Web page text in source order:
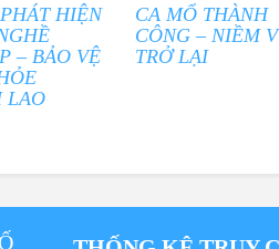
HIỆN
– BẢO VỆ
LAO
CA MỔ THÀNH
CÔNG – NIỀM
TRỞ LẠI